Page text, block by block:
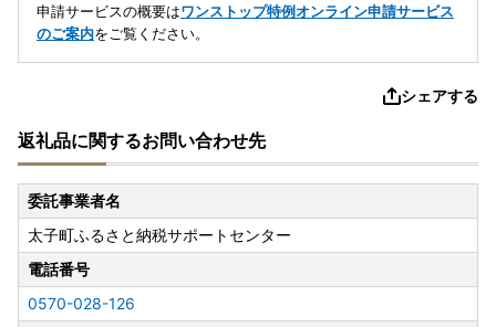
申請サービスの概要はワンストップ特例オンライン申請サービス
のご案内をご覧ください。
シェアする
返礼品に関するお問い合わせ先
委託事業者名
太子町ふるさと納税サポートセンター
電話番号
0570-028-126